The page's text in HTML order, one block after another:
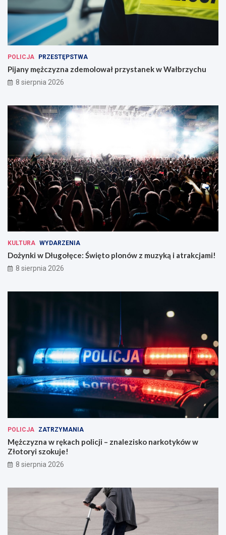
POLICJA PRZESTĘPSTWA
Pijany mężczyzna zdemolował przystanek w Wałbrzychu
8 sierpnia 2026
KULTURA WYDARZENIA
Dożynki w Długołęce: Święto plonów z muzyką i atrakcjami!
8 sierpnia 2026
POLICJA ZATRZYMANIA
Mężczyzna w rękach policji – znalezisko narkotyków w
Złotoryi szokuje!
8 sierpnia 2026